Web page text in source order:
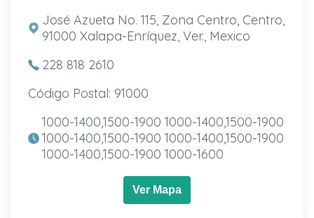
José Azueta No. 115, Zona Centro, Centro,
91000 Xalapa-Enríquez, Ver., Mexico
228 818 2610
Código Postal: 91000
1000-1400,1500-1900 1000-1400,1500-1900
1000-1400,1500-1900 1000-1400,1500-1900
1000-1400,1500-1900 1000-1600
Ver Mapa